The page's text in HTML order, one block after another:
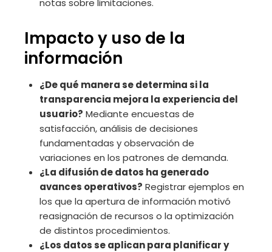
notas sobre limitaciones.
Impacto y uso de la
información
¿De qué manera se determina si la
transparencia mejora la experiencia del
usuario? Mediante encuestas de
satisfacción, análisis de decisiones
fundamentadas y observación de
variaciones en los patrones de demanda.
¿La difusión de datos ha generado
avances operativos? Registrar ejemplos en
los que la apertura de información motivó
reasignación de recursos o la optimización
de distintos procedimientos.
¿Los datos se aplican para planificar y